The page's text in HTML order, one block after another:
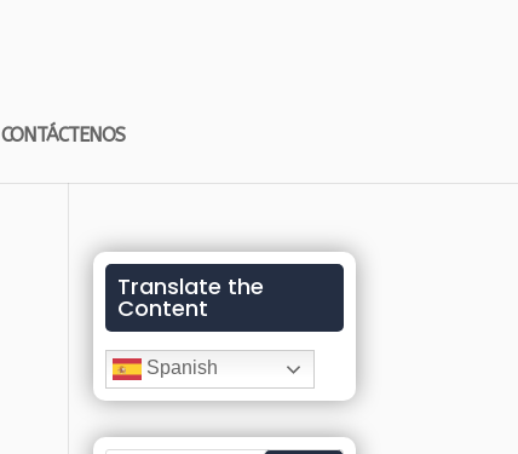
CONTÁCTENOS
Translate the
Content
Spanish